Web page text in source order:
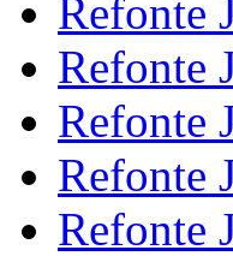
Refonte
Refonte
Refonte
Refonte
Refonte